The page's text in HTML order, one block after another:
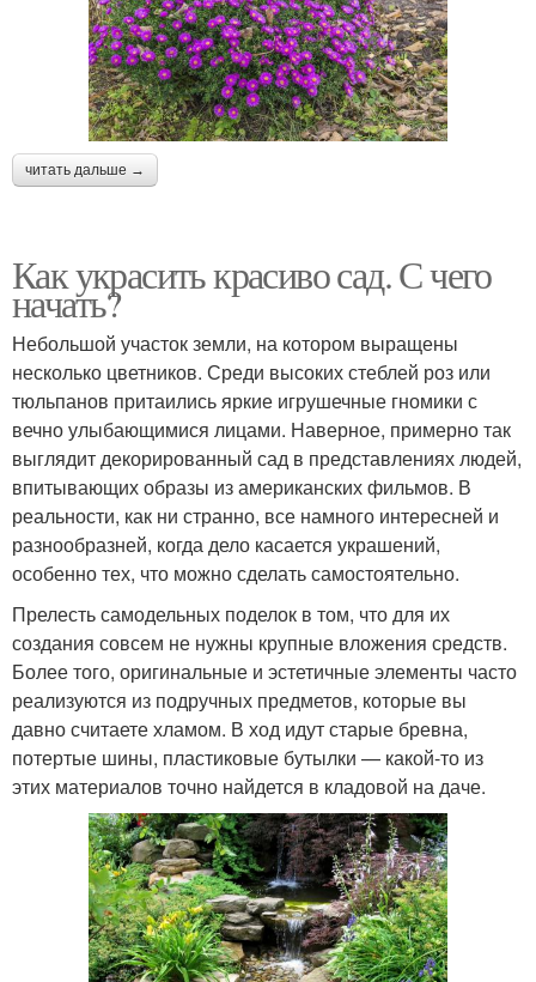
читать дальше →
Как украсить красиво сад. С чего
начать?
Небольшой участок земли, на котором выращены
несколько цветников. Среди высоких стеблей роз или
тюльпанов притаились яркие игрушечные гномики с
вечно улыбающимися лицами. Наверное, примерно так
выглядит декорированный сад в представлениях людей,
впитывающих образы из американских фильмов. В
реальности, как ни странно, все намного интересней и
разнообразней, когда дело касается украшений,
особенно тех, что можно сделать самостоятельно.
Прелесть самодельных поделок в том, что для их
создания совсем не нужны крупные вложения средств.
Более того, оригинальные и эстетичные элементы часто
реализуются из подручных предметов, которые вы
давно считаете хламом. В ход идут старые бревна,
потертые шины, пластиковые бутылки — какой-то из
этих материалов точно найдется в кладовой на даче.